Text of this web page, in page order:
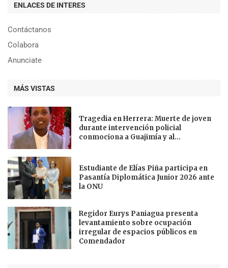
ENLACES DE INTERES
Contáctanos
Colabora
Anunciate
MÁS VISTAS
Tragedia en Herrera: Muerte de joven
durante intervención policial
conmociona a Guajimía y al...
Estudiante de Elías Piña participa en
Pasantía Diplomática Junior 2026 ante
la ONU
Regidor Eurys Paniagua presenta
levantamiento sobre ocupación
irregular de espacios públicos en
Comendador